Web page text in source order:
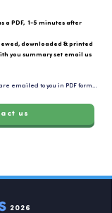
a PDF, 1-5 minutes after
downloaded & printed
you summary set email us
emailed to you in PDF format
us
2026